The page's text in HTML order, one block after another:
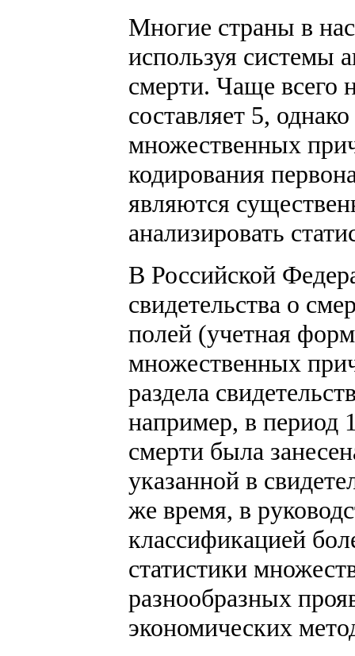
Многие страны в
используя системы
смерти. Чаще всего
составляет 5,
множественных
кодирования
являются
анализировать
В Российской
свидетельства о
полей (учетная
множественных
раздела
например, в период
смерти была
указанной в
же время, в
классификацией
статистики
разнообразных
экономических